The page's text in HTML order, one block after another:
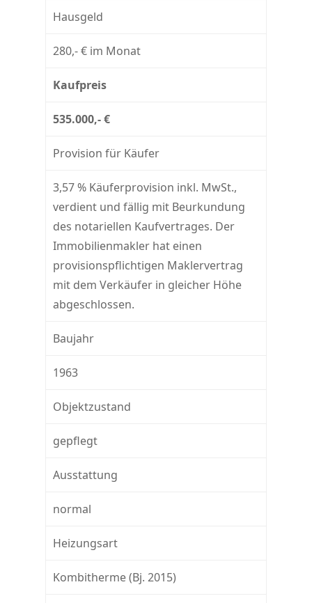
Hausgeld
280,- € im Monat
Kaufpreis
535.000,- €
Provision für Käufer
3,57 % Käuferprovision inkl. MwSt.,
verdient und fällig mit Beurkundung
des notariellen Kaufvertrages. Der
Immobilienmakler hat einen
provisionspflichtigen Maklervertrag
mit dem Verkäufer in gleicher Höhe
abgeschlossen.
Baujahr
1963
Objektzustand
gepflegt
Ausstattung
normal
Heizungsart
Kombitherme (Bj. 2015)